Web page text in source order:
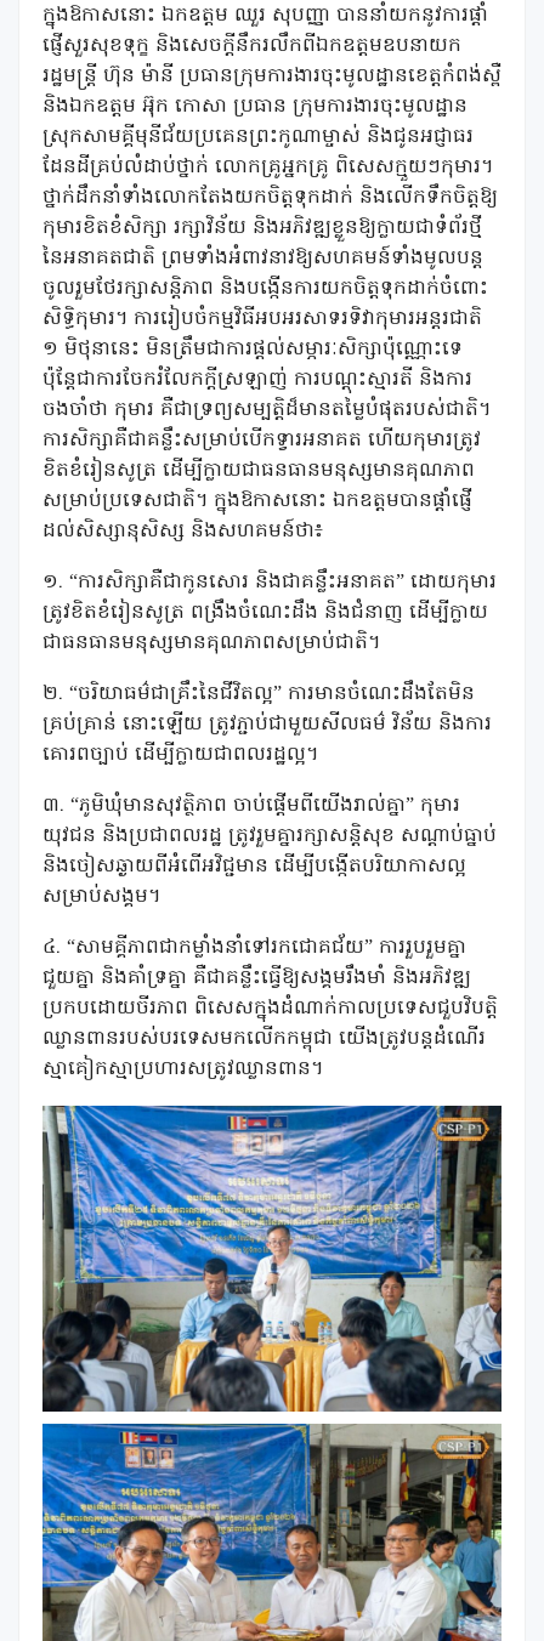
ក្នុងឱកាសនោះ ឯកឧត្តម ឈួរ សុបញ្ញា បាននាំយកនូវការផ្តាំ
ផ្ញើសួរសុខទុក្ខ និងសេចក្តីនឹករលឹកពីឯកឧត្តមឧបនាយក
រដ្ឋមន្រ្តី ហ៊ុន ម៉ានី ប្រធានក្រុមការងារចុះមូលដ្ឋានខេត្តកំពង់ស្ពឺ
និងឯកឧត្តម អ៊ុក កោសា ប្រធាន ក្រុមការងារចុះមូលដ្ឋាន
ស្រុកសាមគ្គីមុនីជ័យប្រគេនព្រះកូណាម្ចាស់ និងជូនអជ្ញាធរ
ដែនដីគ្រប់លំដាប់ថ្នាក់ លោកគ្រូអ្នកគ្រូ ពិសេសក្មួយៗកុមារ។
ថ្នាក់ដឹកនាំទាំងលោកតែងយកចិត្តទុកដាក់ និងលើកទឹកចិត្តឱ្យ
កុមារខិតខំសិក្សា រក្សាវិន័យ និងអភិវឌ្ឍខ្លួនឱ្យក្លាយជាទំព័រថ្មី
នៃអនាគតជាតិ ព្រមទាំងអំពាវនាវឱ្យសហគមន៍ទាំងមូលបន្ត
ចូលរួមថែរក្សាសន្តិភាព និងបង្កើនការយកចិត្តទុកដាក់ចំពោះ
សិទ្ធិកុមារ។ ការរៀបចំកម្មវិធីអបអរសាទរទិវាកុមារអន្តរជាតិ
១ មិថុនានេះ មិនត្រឹមជាការផ្តល់សម្ភារៈសិក្សាប៉ុណ្ណោះទេ
ប៉ុន្តែជាការចែករំលែកក្តីស្រឡាញ់ ការបណ្តុះស្មារតី និងការ
ចងចាំថា កុមារ គឺជាទ្រព្យសម្បត្តិដ៏មានតម្លៃបំផុតរបស់ជាតិ។
ការសិក្សាគឺជាគន្លឹះសម្រាប់បើកទ្វារអនាគត ហើយកុមារត្រូវ
ខិតខំរៀនសូត្រ ដើម្បីក្លាយជាធនធានមនុស្សមានគុណភាព
សម្រាប់ប្រទេសជាតិ។ ក្នុងឱកាសនោះ ឯកឧត្តមបានផ្តាំផ្ញើ
ដល់សិស្សានុសិស្ស និងសហគមន៍ថា៖
១. “ការសិក្សាគឺជាកូនសោរ និងជាគន្លឹះអនាគត” ដោយកុមារ
ត្រូវខិតខំរៀនសូត្រ ពង្រឹងចំណេះដឹង និងជំនាញ ដើម្បីក្លាយ
ជាធនធានមនុស្សមានគុណភាពសម្រាប់ជាតិ។
២. “ចរិយាធម៌ជាគ្រឹះនៃជីវិតល្អ” ការមានចំណេះដឹងតែមិន
គ្រប់គ្រាន់ នោះឡើយ ត្រូវភ្ជាប់ជាមួយសីលធម៌ វិន័យ និងការ
គោរពច្បាប់ ដើម្បីក្លាយជាពលរដ្ឋល្អ។
៣. “ភូមិឃុំមានសុវត្ថិភាព ចាប់ផ្តើមពីយើងរាល់គ្នា” កុមារ
យុវជន និងប្រជាពលរដ្ឋ ត្រូវរួមគ្នារក្សាសន្តិសុខ សណ្ដាប់ធ្នាប់
និងចៀសឆ្ងាយពីអំពើអវិជ្ជមាន ដើម្បីបង្កើតបរិយាកាសល្អ
សម្រាប់សង្គម។
៤. “សាមគ្គីភាពជាកម្លាំងនាំទៅរកជោគជ័យ” ការរួបរួមគ្នា
ជួយគ្នា និងគាំទ្រគ្នា គឺជាគន្លឹះធ្វើឱ្យសង្គមរឹងមាំ និងអភិវឌ្ឍ
ប្រកបដោយចីរភាព ពិសេសក្នុងដំណាក់កាលប្រទេសជួបវិបត្តិ
ឈ្លានពានរបស់បរទេសមកលើកកម្ពុជា យើងត្រូវបន្តដំណើរ
ស្មាគៀកស្មាប្រហារសត្រូវឈ្លានពាន។